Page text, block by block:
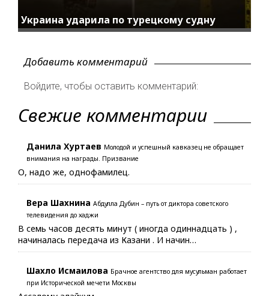
Украина ударила по турецкому судну
Добавить комментарий
Войдите, чтобы оставить комментарий:
Свежие комментарии
Данила Хуртаев Молодой и успешный кавказец не обращает
внимания на награды. Призвание
О, надо же, однофамилец.
Вера Шахнина Абдулла Дубин – путь от диктора советского
телевидения до хаджи
В семь часов десять минут ( иногда одиннадцать ) ,
начиналась передача из Казани . И начин…
Шахло Исмаилова Брачное агентство для мусульман работает
при Исторической мечети Москвы